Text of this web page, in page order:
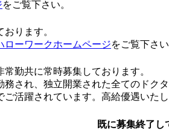
をご覧下さい。
おります。
ローワークホームページをご覧下さい
常勤共に常時募集しております。
務され、独立開業された全てのドクタ
ご活躍されています。高給優遇いた
既に募集終了し